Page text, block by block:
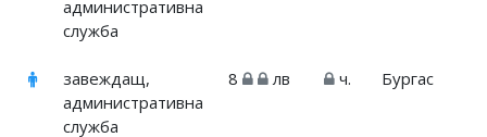
административна
служба
завеждащ,
административна
служба
8 лв ч. Бургас